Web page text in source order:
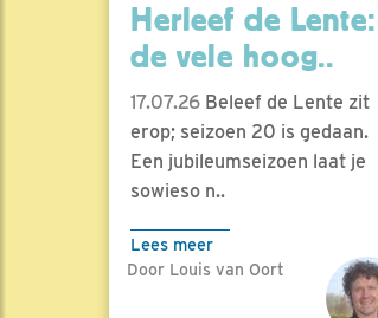
Herleef de Lente:
de vele hoog..
17.07.26 Beleef de Lente zit
erop; seizoen 20 is gedaan.
Een jubileumseizoen laat je
sowieso n..
Lees meer
Door Louis van Oort